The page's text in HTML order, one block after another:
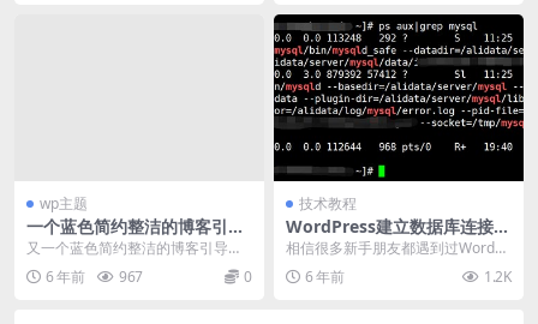
wp主题
一个蓝色简约整洁的博客引导
单页
又一个蓝色简约整洁的博客引导单
页，适合博客使用，很简约整洁背
景很不错哦，默认调用...
6 年前 967 0
技术教程
WordPress建立数据库连接时
出错解决方法
相信很多新手朋友都遇到过WordPr
ess提示“建立数据库连接时出错”这
个错误，...
6 年前 1.2K